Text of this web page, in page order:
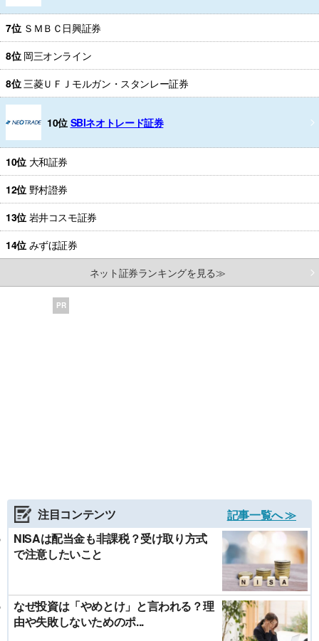
7位 ＳＭＢＣ日興証券
8位 岡三オンライン
8位 三菱ＵＦＪモルガン・スタンレー証券
10位 SBIネオトレード証券
10位 大和証券
12位 野村證券
13位 岩井コスモ証券
14位 みずほ証券
ネット証券ランキングを見る≫
PR
注目コンテンツ
記事一覧へ ≫
NISAは配当金も非課税？受け取り方式
で注意したいこと
なぜ投資は「やめとけ」と言われる？理
由や失敗しないためのポ...